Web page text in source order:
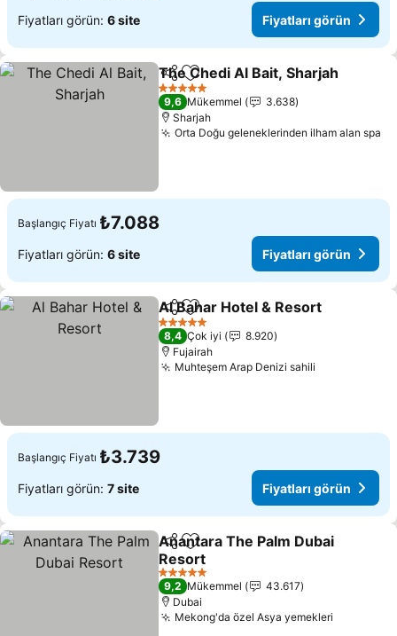
Fiyatları görün: 6 site Fiyatları görün
PaylaşFavorilerime ekle
The Chedi Al Bait, Sharjah
5 Yıldız
9,6 Mükemmel
3.638
Sharjah
Orta Doğu geleneklerinden ilham alan spa
Başlangıç Fiyatı ₺7.088
Fiyatları görün: 6 site Fiyatları görün
PaylaşFavorilerime ekle
Al Bahar Hotel & Resort
5 Yıldız
8,4 Çok iyi
8.920
Fujairah
Muhteşem Arap Denizi sahili
Başlangıç Fiyatı ₺3.739
Fiyatları görün: 7 site Fiyatları görün
PaylaşFavorilerime ekle
Anantara The Palm Dubai
Resort
5 Yıldız
9,2 Mükemmel
43.617
Dubai
Mekong'da özel Asya yemekleri